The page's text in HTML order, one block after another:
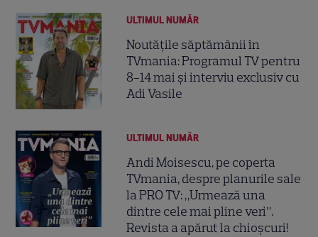
ULTIMUL NUMĂR
Noutățile săptămânii în
TVmania: Programul TV pentru
8-14 mai și interviu exclusiv cu
Adi Vasile
ULTIMUL NUMĂR
Andi Moisescu, pe coperta
TVmania, despre planurile sale
la PRO TV: „Urmează una
dintre cele mai pline veri”.
Revista a apărut la chioșcuri!